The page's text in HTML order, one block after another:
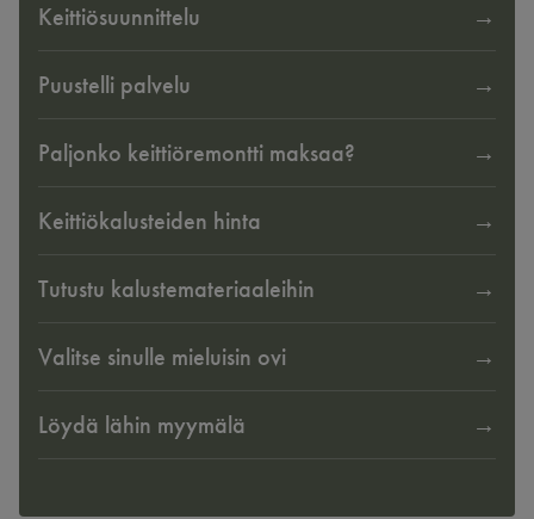
Keittiösuunnittelu
Puustelli palvelu
Paljonko keittiöremontti maksaa?
Keittiökalusteiden hinta
Tutustu kalustemateriaaleihin
Valitse sinulle mieluisin ovi
Löydä lähin myymälä